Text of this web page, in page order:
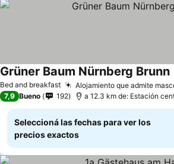
Bed and breakfast Alojamiento que admite
Grüner Baum Nürnberg Brunn
7,9 Bueno 192 a 12.3 km de: Estación
Seleccioná las fechas para ver los
precios exactos